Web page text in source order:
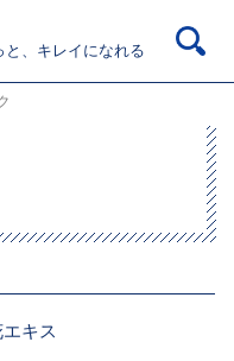
と、キレイになれる
キス